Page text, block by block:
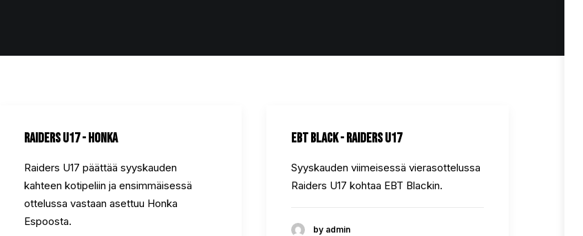
Raiders U17 - Honka
Raiders U17 päättää syyskauden
kahteen kotipeliin ja ensimmäisessä
ottelussa vastaan asettuu Honka
Espoosta.
EBT Black - Raiders U17
Syyskauden viimeisessä vierasottelussa
Raiders U17 kohtaa EBT Blackin.
by admin